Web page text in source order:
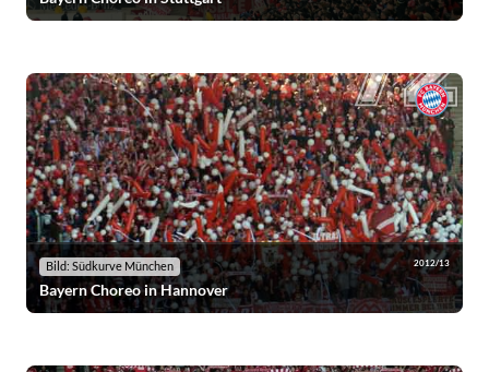
Bild: Südkurve München 2012/13
Bayern Choreo in Hannover